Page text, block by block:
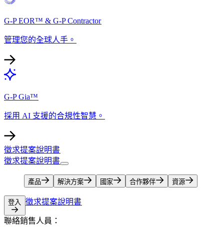
G-P EOR™ & G-P Contractor​​
管理您的全球人手。​​
G-P Gia™​​
採用 AI 支援的合規性智慧。​​
徵求提案說明書​​
徵求提案說明書​​
產品​​ 解決方案​​ 國家​​ 合作夥伴​​ 資源​​
登入​​ 徵求提案說明書​​
聯絡銷售人員：​​